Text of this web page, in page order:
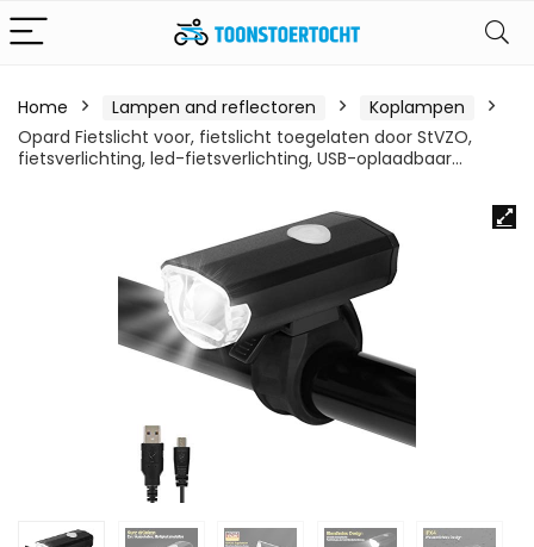
Home Lampen and reflectoren
Koplampen
Opard Fietslicht voor, fietslicht toegelaten door StVZO,
fietsverlichting, led-fietsverlichting, USB-oplaadbaar…